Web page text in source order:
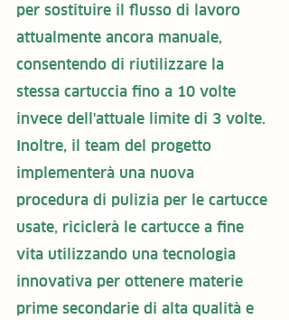
per sostituire il flusso di lavoro
attualmente ancora manuale,
consentendo di riutilizzare la
stessa cartuccia fino a 10 volte
invece dell'attuale limite di 3 volte.
Inoltre, il team del progetto
implementerà una nuova
procedura di pulizia per le cartucce
usate, riciclerà le cartucce a fine
vita utilizzando una tecnologia
innovativa per ottenere materie
prime secondarie di alta qualità e